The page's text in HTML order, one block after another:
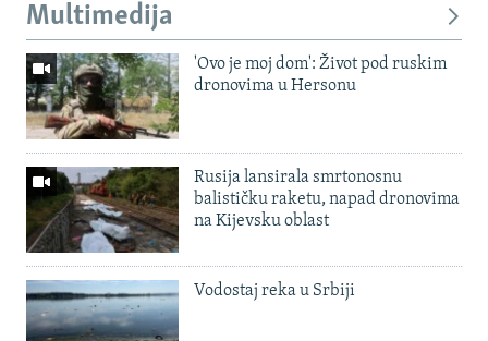
Multimedija
'Ovo je moj dom': Život pod ruskim
dronovima u Hersonu
Rusija lansirala smrtonosnu
balističku raketu, napad dronovima
na Kijevsku oblast
Vodostaj reka u Srbiji